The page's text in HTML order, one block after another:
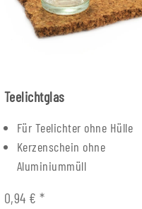
Teelichtglas
Für Teelichter ohne Hülle
Kerzenschein ohne
Aluminiummüll
0,94 €*